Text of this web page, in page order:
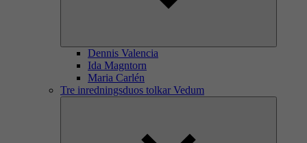
Dennis Valencia
Ida Magntorn
Maria Carlén
Tre inredningsduos tolkar Vedum